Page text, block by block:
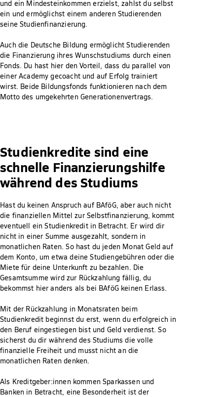
und ein Mindesteinkommen erzielst, zahlst du selbst
ein und ermöglichst einem anderen Studierenden
seine Studienfinanzierung.
Auch die Deutsche Bildung ermöglicht Studierenden
die Finanzierung ihres Wunschstudiums durch einen
Fonds. Du hast hier den Vorteil, dass du parallel von
einer Academy gecoacht und auf Erfolg trainiert
wirst. Beide Bildungsfonds funktionieren nach dem
Motto des umgekehrten Generationenvertrags.
Studienkredite sind eine
schnelle Finanzierungshilfe
während des Studiums
Hast du keinen Anspruch auf BAföG, aber auch nicht
die finanziellen Mittel zur Selbstfinanzierung, kommt
eventuell ein Studienkredit in Betracht. Er wird dir
nicht in einer Summe ausgezahlt, sondern in
monatlichen Raten. So hast du jeden Monat Geld auf
dem Konto, um etwa deine Studiengebühren oder die
Miete für deine Unterkunft zu bezahlen. Die
Gesamtsumme wird zur Rückzahlung fällig, du
bekommst hier anders als bei BAföG keinen Erlass.
Mit der Rückzahlung in Monatsraten beim
Studienkredit beginnst du erst, wenn du erfolgreich in
den Beruf eingestiegen bist und Geld verdienst. So
sicherst du dir während des Studiums die volle
finanzielle Freiheit und musst nicht an die
monatlichen Raten denken.
Als Kreditgeber:innen kommen Sparkassen und
Banken in Betracht, eine Besonderheit ist der